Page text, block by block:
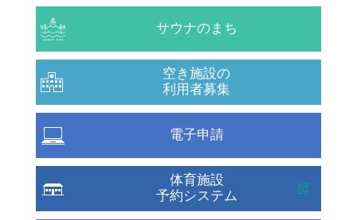
サウナのまち
空き施設の
利用者募集
電子申請
体育施設
予約システム